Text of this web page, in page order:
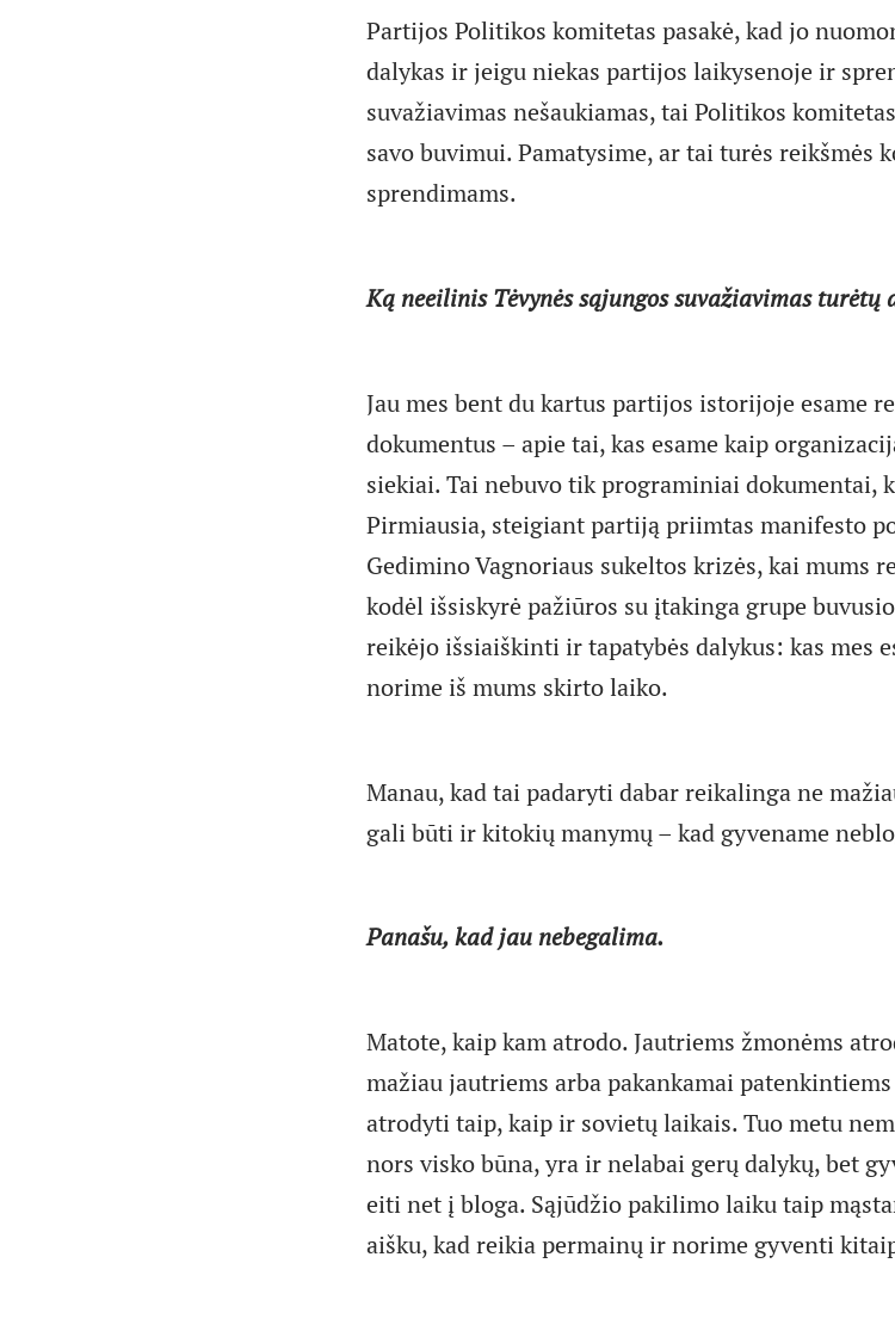
Partijos Politikos komitetas pasakė, kad jo
dalykas ir jeigu niekas partijos laikysenoje ir
suvažiavimas nešaukiamas, tai Politikos
savo buvimui. Pamatysime, ar tai turės reikšmės
sprendimams.
Ką neeilinis Tėvynės sąjungos suvažiavimas
Jau mes bent du kartus partijos istorijoje esame
dokumentus – apie tai, kas esame kaip
siekiai. Tai nebuvo tik programiniai dokumentai,
Pirmiausia, steigiant partiją priimtas manifesto
Gedimino Vagnoriaus sukeltos krizės, kai mums
kodėl išsiskyrė pažiūros su įtakinga grupe
reikėjo išsiaiškinti ir tapatybės dalykus: kas mes
norime iš mums skirto laiko.
Manau, kad tai padaryti dabar reikalinga ne
gali būti ir kitokių manymų – kad gyvename
Panašu, kad jau nebegalima.
Matote, kaip kam atrodo. Jautriems žmonėms
mažiau jautriems arba pakankamai
atrodyti taip, kaip ir sovietų laikais. Tuo metu
nors visko būna, yra ir nelabai gerų dalykų, bet
eiti net į bloga. Sąjūdžio pakilimo laiku taip
aišku, kad reikia permainų ir norime gyventi